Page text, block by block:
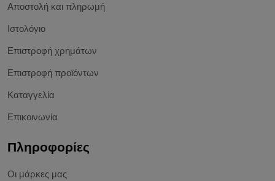
Αποστολή και πληρωμή
Ιστολόγιο
Επιστροφή χρημάτων
Επιστροφή προϊόντων
Καταγγελία
Επικοινωνία
Πληροφορίες
Οι μάρκες μας